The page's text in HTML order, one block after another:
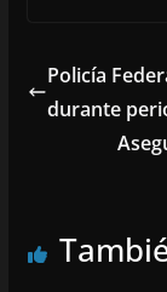
Policía
durante